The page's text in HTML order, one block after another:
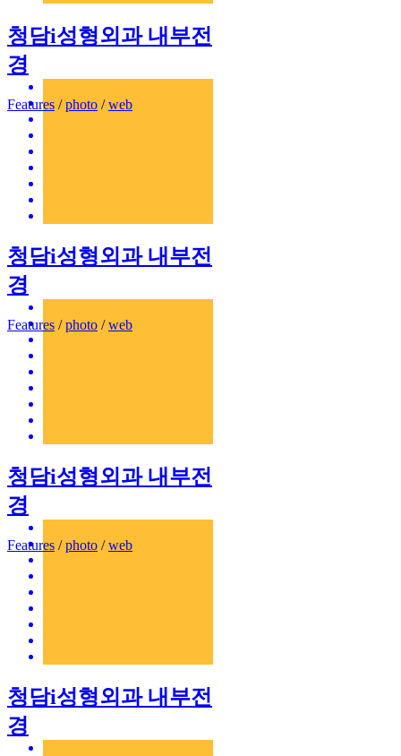
청담i성형외과 내부전
경
Features /photo /web
청담i성형외과 내부전
경
Features /photo /web
청담i성형외과 내부전
경
Features /photo /web
청담i성형외과 내부전
경